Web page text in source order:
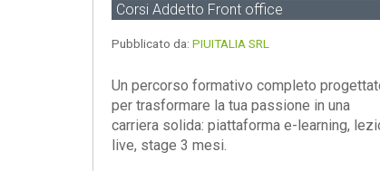
Corsi Addetto Front office
Pubblicato da: PIUITALIA SRL
Un percorso formativo completo
per trasformare la tua passione in una
carriera solida: piattaforma e-learning,
live, stage 3 mesi.